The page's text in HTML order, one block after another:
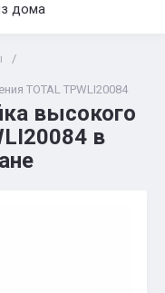
дома
/
TOTAL TPWLI20084
высокого
в